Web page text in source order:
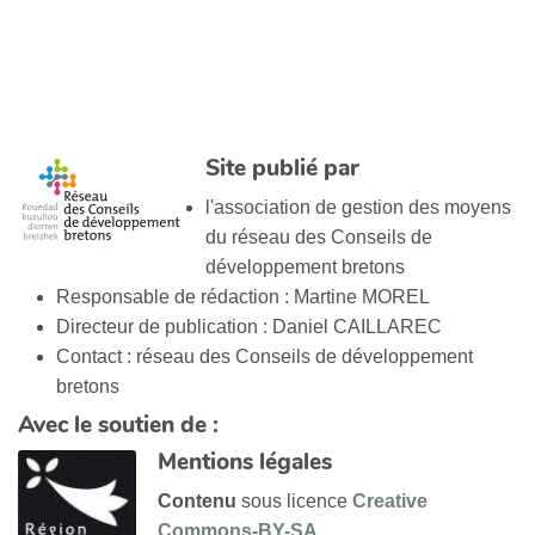
Site publié par
l'association de gestion des moyens
du réseau des Conseils de
développement bretons
Responsable de rédaction : Martine MOREL
Directeur de publication : Daniel CAILLAREC
Contact : réseau des Conseils de développement
bretons
Avec le soutien de :
Mentions légales
Contenu sous licence Creative